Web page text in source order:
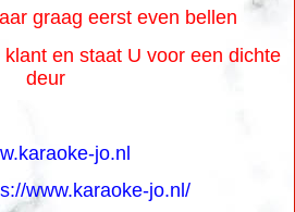
graag eerst even bellen
en staat U voor een dichte
deur
jo.nl
www.karaoke-jo.nl/